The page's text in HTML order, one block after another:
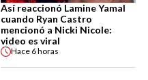
Así reaccionó Lamine Yamal
cuando Ryan Castro
mencionó a Nicki Nicole:
video es viral
Hace 6 horas